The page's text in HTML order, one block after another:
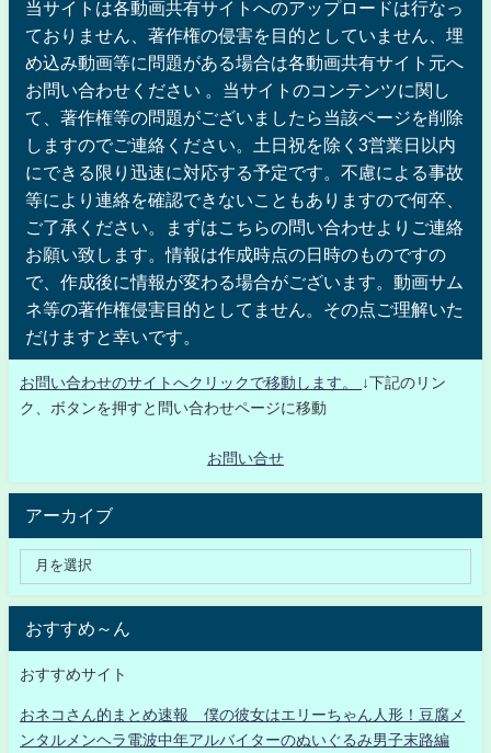
当サイトは各動画共有サイトへのアップロードは行なっ
ておりません、著作権の侵害を目的としていません、埋
め込み動画等に問題がある場合は各動画共有サイト元へ
お問い合わせください 。当サイトのコンテンツに関し
て、著作権等の問題がございましたら当該ページを削除
しますのでご連絡ください。土日祝を除く3営業日以内
にできる限り迅速に対応する予定です。不慮による事故
等により連絡を確認できないこともありますので何卒、
ご了承ください。まずはこちらの問い合わせよりご連絡
お願い致します。情報は作成時点の日時のものですの
で、作成後に情報が変わる場合がございます。動画サム
ネ等の著作権侵害目的としてません。その点ご理解いた
だけますと幸いです。
お問い合わせのサイトへクリックで移動します。
↓下記のリン
ク、ボタンを押すと問い合わせページに移動
お問い合せ
アーカイブ
おすすめ～ん
おすすめサイト
おネコさん的まとめ速報 僕の彼女はエリーちゃん人形！豆腐メ
ンタルメンヘラ電波中年アルバイターのぬいぐるみ男子末路編